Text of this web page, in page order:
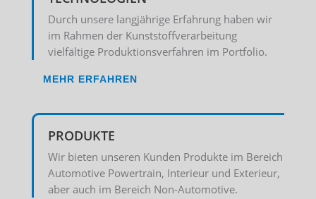
Durch unsere langjährige Erfahrung haben wir
im Rahmen der Kunststoffverarbeitung
vielfältige Produktionsverfahren im Portfolio.
MEHR ERFAHREN
PRODUKTE
Wir bieten unseren Kunden Produkte im Bereich
Automotive Powertrain, Interieur und Exterieur,
aber auch im Bereich Non-Automotive.